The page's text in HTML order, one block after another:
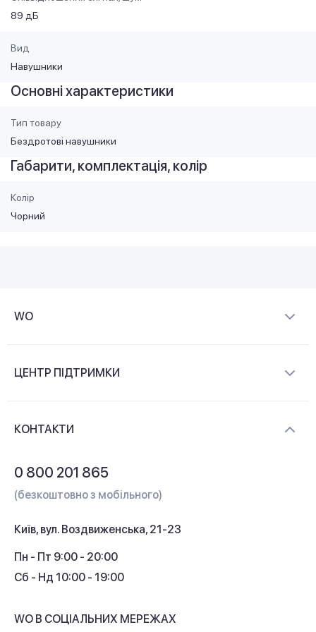
89 дБ
Вид
Навушники
Основні характеристики
Тип товару
Бездротові навушники
Габарити, комплектація, колір
Колір
Чорний
WO
Контакти
ЦЕНТР ПІДТРИМКИ
Кешбек
КОНТАКТИ
0 800 201 865
(безкоштовно з мобільного)
Київ, вул. Воздвиженська, 21-23
Пн - Пт 9:00 - 20:00
Сб - Нд 10:00 - 19:00
WO В СОЦІАЛЬНИХ МЕРЕЖАХ